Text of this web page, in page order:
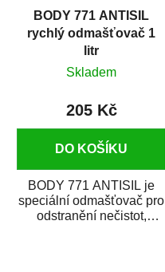
BODY 771 ANTISIL
rychlý odmašťovač 1
litr
Skladem
205 Kč
DO KOŠÍKU
BODY 771 ANTISIL je
speciální odmašťovač pro
odstranění nečistot,